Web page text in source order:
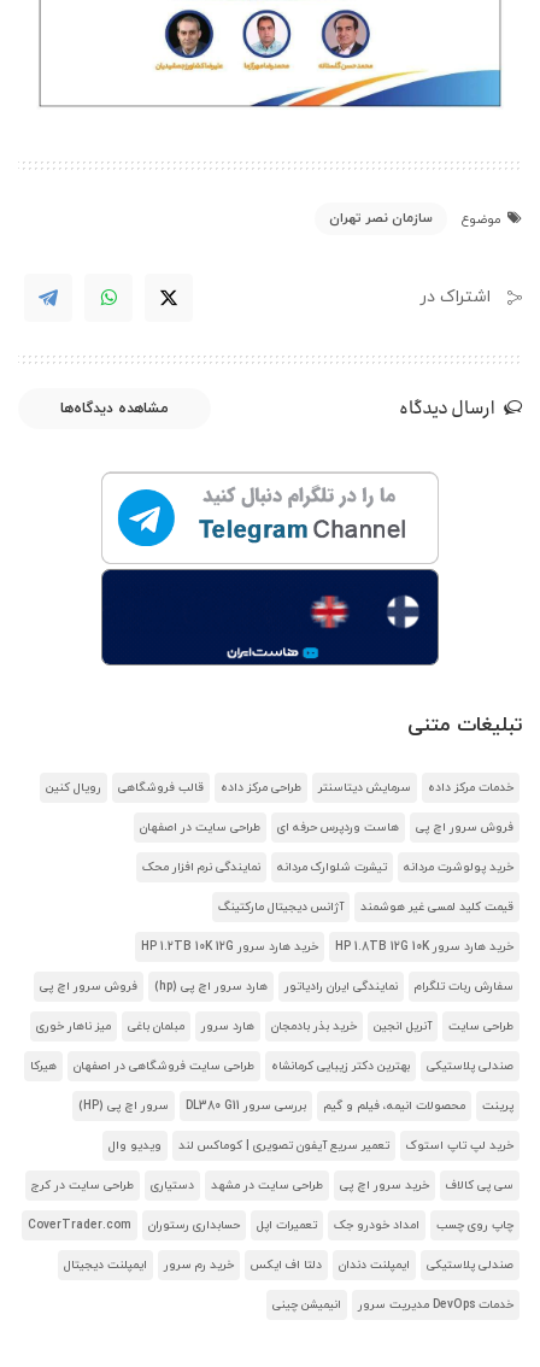
موضوع سازمان نصر تهران
اشتراک در
ارسال دیدگاه مشاهده دیدگاه‌ها
تبلیغات متنی
خدمات مرکز داده سرمایش دیتاسنتر طراحی مرکز داده قالب فروشگاهی رویال کنین
فروش سرور اچ پی هاست وردپرس حرفه ای طراحی سایت در اصفهان
خرید پولوشرت مردانه تیشرت شلوارک مردانه نمایندگی نرم افزار محک
قیمت کلید لمسی غیر هوشمند آژانس دیجیتال مارکتینگ
خرید هارد سرور HP 1.8TB 12G 10K خرید هارد سرور HP 1.2TB 10K 12G
سفارش ربات تلگرام نمایندگی ایران رادیاتور هارد سرور اچ پی (hp) فروش سرور اچ پی
طراحی سایت آنریل انجین خرید بذر بادمجان هارد سرور مبلمان باغی میز ناهار خوری
صندلی پلاستیکی بهترین دکتر زیبایی کرمانشاه طراحی سایت فروشگاهی در اصفهان هیرکا
پرینت محصولات انیمه، فیلم و گیم بررسی سرور DL380 G11 سرور اچ پی (HP)
خرید لپ تاپ استوک تعمیر سریع آیفون تصویری | کوماکس لند ویدیو وال
سی پی کالاف خرید سرور اچ پی طراحی سایت در مشهد دستیاری طراحی سایت در کرج
چاپ روی چسب امداد خودرو جک تعمیرات اپل حسابداری رستوران CoverTrader.com
صندلی پلاستیکی ایمپلنت دندان دلتا اف ایکس خرید رم سرور ایمپلنت دیجیتال
خدمات DevOps مدیریت سرور انیمیشن چینی